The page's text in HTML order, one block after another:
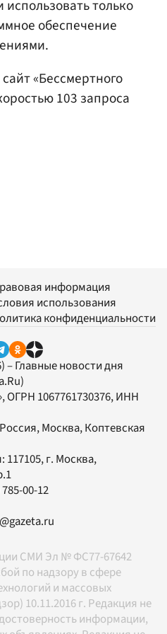
только
обеспечение
сайт «Бессмертного
103 запроса
информация
использования
конфиденциальности
– Главные новости дня
, ОГРН 1067761730376, ИНН
Москва, Коптевская
117105, г. Москва,
00-12
СМИ Эл № ФС77-67642
по надзору в сфере
и массовых
10.11.2016 г. Редакция не
информации,